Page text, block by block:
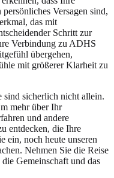
Versagen sind,
das mit
Schritt zur
Verbindung zu ADHS
übergehen,
mit größerer Klarheit zu
sicherlich nicht allein.
mehr über Ihr
und andere
entdecken, die Ihre
ein, noch heute unseren
Nehmen Sie die Reise
Gemeinschaft und das